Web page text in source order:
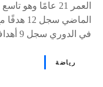
العمر 21 عامًا
في الدوري سجل 9 أهداف فقط في الدوري،…
رياضة